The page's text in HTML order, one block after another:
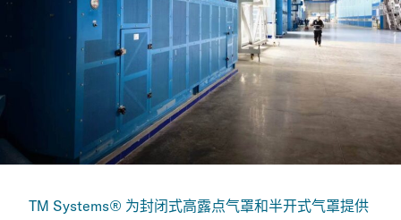
TM Systems® 为封闭式高露点气罩和半开式气罩提供